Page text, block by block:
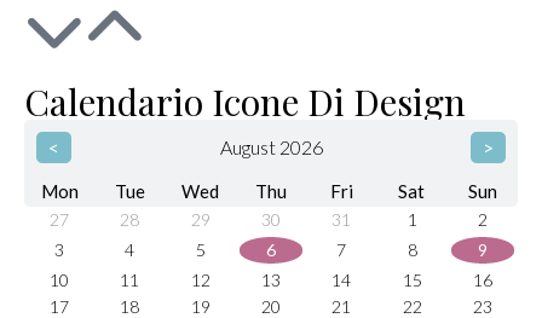
Calendario Icone Di Design
< August 2026 >
Mon Tue Wed Thu Fri Sat Sun
27 28 29 30 31 1
2
3
4 5 6 7 8
9
10
11 12 13 14 15
16
17
18 19 20 21 22
23